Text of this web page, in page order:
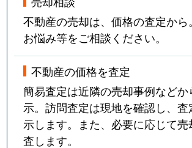
不動産の売却は、価格の査定から
お悩み等をご相談ください。
不動産の価格を査定
簡易査定は近隣の売却事例などか
示。訪問査定は現地を確認し、査
示します。また、必要に応じて売
査します。